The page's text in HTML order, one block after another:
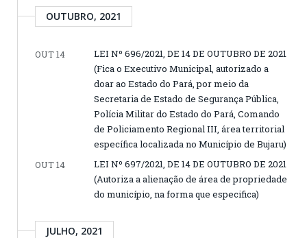
OUTUBRO, 2021
OUT 14
LEI Nº 696/2021, DE 14 DE OUTUBRO DE 2021
(Fica o Executivo Municipal, autorizado a
doar ao Estado do Pará, por meio da
Secretaria de Estado de Segurança Pública,
Polícia Militar do Estado do Pará, Comando
de Policiamento Regional III, área territorial
específica localizada no Município de Bujaru)
OUT 14
LEI Nº 697/2021, DE 14 DE OUTUBRO DE 2021
(Autoriza a alienação de área de propriedade
do município, na forma que especifica)
JULHO, 2021